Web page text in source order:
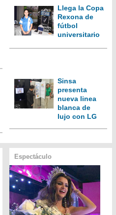
Llega la Copa
Rexona de
fútbol
universitario
Sinsa
presenta
nueva linea
blanca de
lujo con LG
Espectáculo